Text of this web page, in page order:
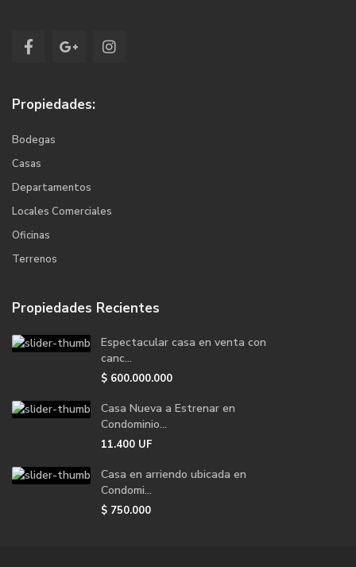
Propiedades:
Bodegas
Casas
Departamentos
Locales Comerciales
Oficinas
Terrenos
Propiedades Recientes
Espectacular casa en venta con
canc...
$ 600.000.000
Casa Nueva a Estrenar en
Condominio...
11.400 UF
Casa en arriendo ubicada en
Condomi...
$ 750.000